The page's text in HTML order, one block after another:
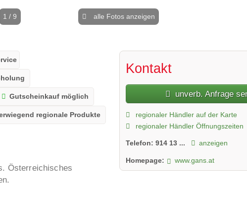
1 / 9 alle Fotos anzeigen
Gutscheinkauf möglich
regionale Produkte
Österreichisches
Kontakt
unverb. Anfrage
regionaler Händler auf der Karte
regionaler Händler Öffnungszeiten
Telefon:914 13 ... anzeigen
Homepage: www.gans.at